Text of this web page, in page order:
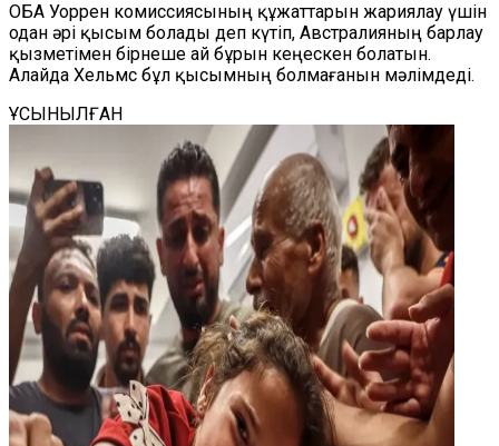
ОБА Уоррен комиссиясының құжаттарын жариялау үшін
одан әрі қысым болады деп күтіп, Австралияның барлау
қызметімен бірнеше ай бұрын кеңескен болатын.
Алайда Хельмс бұл қысымның болмағанын мәлімдеді.
ҰСЫНЫЛҒАН